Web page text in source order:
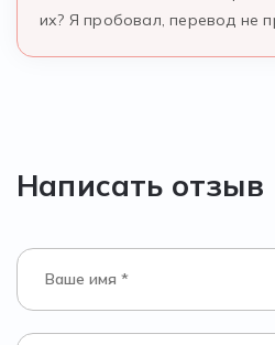
их? Я пробовал, перевод не
Написать отзыв